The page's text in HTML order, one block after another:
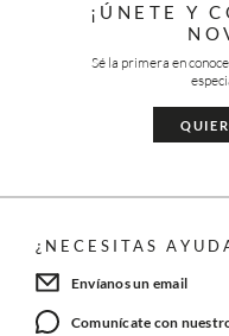
¡ÚNETE Y
Sé la primera en
¿NECESITAS
Envíanos un email
Comunícate con